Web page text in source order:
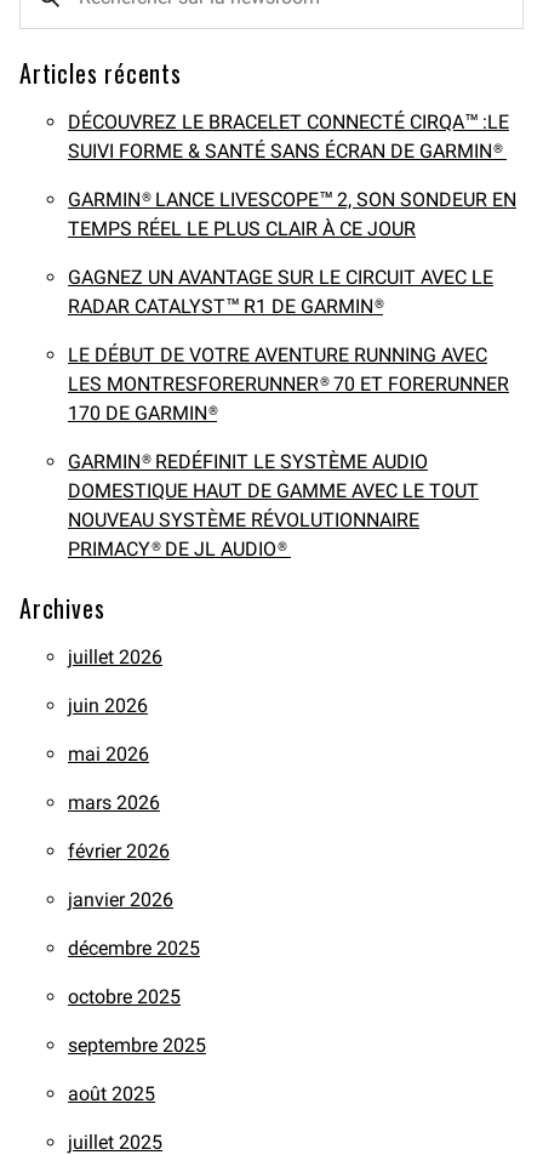
Articles récents
DÉCOUVREZ LE BRACELET CONNECTÉ CIRQA™ :LE
SUIVI FORME & SANTÉ SANS ÉCRAN DE GARMIN®
GARMIN® LANCE LIVESCOPE™ 2, SON SONDEUR EN
TEMPS RÉEL LE PLUS CLAIR À CE JOUR
GAGNEZ UN AVANTAGE SUR LE CIRCUIT AVEC LE
RADAR CATALYST™ R1 DE GARMIN®
LE DÉBUT DE VOTRE AVENTURE RUNNING AVEC
LES MONTRESFORERUNNER® 70 ET FORERUNNER
170 DE GARMIN®
GARMIN® REDÉFINIT LE SYSTÈME AUDIO
DOMESTIQUE HAUT DE GAMME AVEC LE TOUT
NOUVEAU SYSTÈME RÉVOLUTIONNAIRE
PRIMACY® DE JL AUDIO®
Archives
juillet 2026
juin 2026
mai 2026
mars 2026
février 2026
janvier 2026
décembre 2025
octobre 2025
septembre 2025
août 2025
juillet 2025